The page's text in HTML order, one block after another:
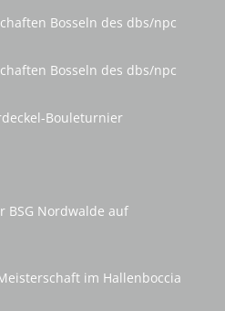
Bosseln des dbs/npc
Bosseln des dbs/npc
Bouleturnier
BSG Nordwalde auf
im Hallenboccia